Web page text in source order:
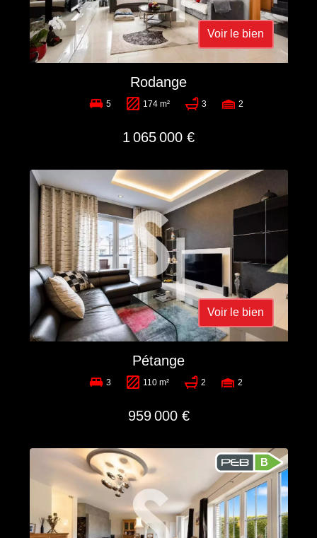
Voir le bien
Rodange
5 174 m² 3 2
1 065 000 €
Voir le bien
Pétange
3 110 m² 2 2
959 000 €
B